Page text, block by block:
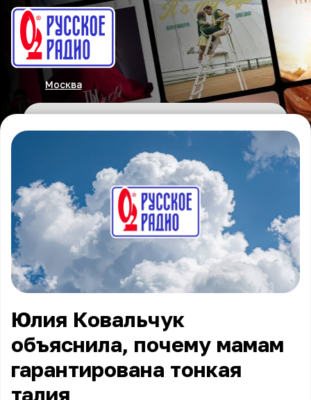
Москва
Юлия Ковальчук
объяснила, почему мамам
гарантирована тонкая
талия